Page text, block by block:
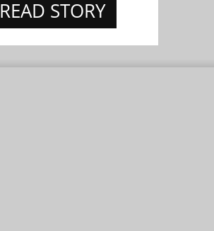
READ STORY